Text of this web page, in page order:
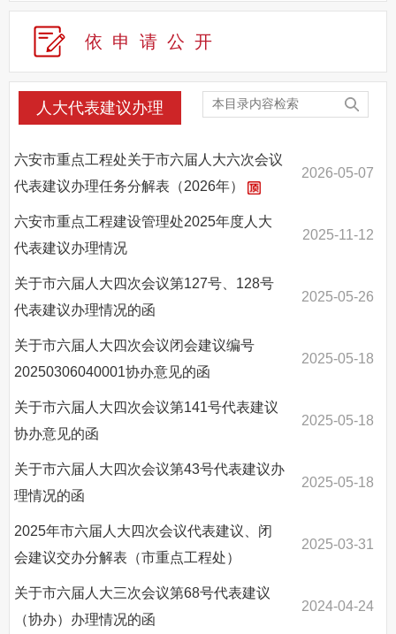
公务员及事业单位招录
应急管理
回应关切
监督保障
其他法定信息
依申请公 开
人大代表建议办理
六安市重点工程处关于市六届人大六次会议
代表建议办理任务分解表（2026年）
2026-05-07
六安市重点工程建设管理处2025年度人大
代表建议办理情况
2025-11-12
关于市六届人大四次会议第127号、128号
代表建议办理情况的函
2025-05-26
关于市六届人大四次会议闭会建议编号
20250306040001协办意见的函
2025-05-18
关于市六届人大四次会议第141号代表建议
协办意见的函
2025-05-18
关于市六届人大四次会议第43号代表建议办
理情况的函
2025-05-18
2025年市六届人大四次会议代表建议、闭
会建议交办分解表（市重点工程处）
2025-03-31
关于市六届人大三次会议第68号代表建议
（协办）办理情况的函
2024-04-24